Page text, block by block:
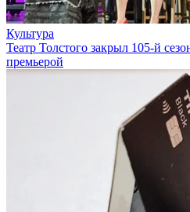
Культура
Театр Толстого закрыл 105-й
премьерой